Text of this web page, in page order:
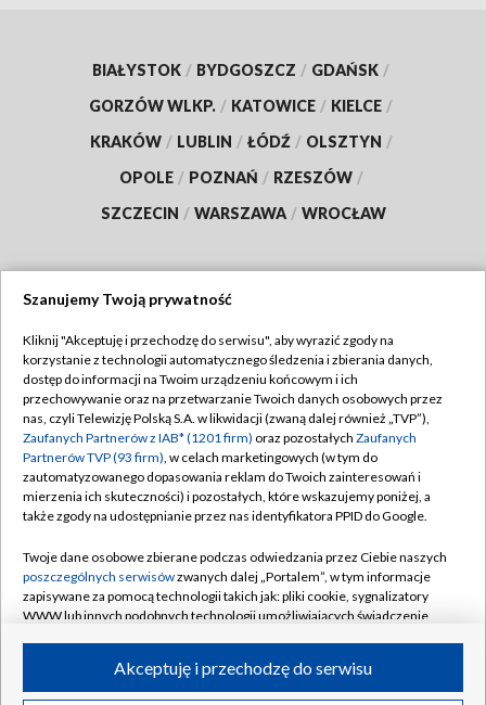
BIAŁYSTOK / BYDGOSZCZ / GDAŃSK /
GORZÓW WLKP. / KATOWICE / KIELCE /
KRAKÓW / LUBLIN / ŁÓDŹ / OLSZTYN /
OPOLE / POZNAŃ / RZESZÓW /
SZCZECIN / WARSZAWA / WROCŁAW
TVP
Abonament TVP
Emisja w TVP
Centrum informacji TVP
Naziemna Telewizja Cyfrowa
Rada Programowa
System NOS
Informacje o nadawcy
Program dla prasy
Regulamin TVP
Polityka prywatności
Moje zgody
Pomoc
Kontakt
Kanały
©2026 Telewizja Polska S.A. w likwidacji
Szanujemy Twoją prywatność
Kliknij "Akceptuję i przechodzę do serwisu", aby wyrazić zgody na
korzystanie z technologii automatycznego śledzenia i zbierania danych,
dostęp do informacji na Twoim urządzeniu końcowym i ich
przechowywanie oraz na przetwarzanie Twoich danych osobowych przez
nas, czyli Telewizję Polską S.A. w likwidacji (zwaną dalej również „TVP”),
Zaufanych Partnerów z IAB* (1201 firm) oraz pozostałych Zaufanych
Partnerów TVP (93 firm), w celach marketingowych (w tym do
zautomatyzowanego dopasowania reklam do Twoich zainteresowań i
mierzenia ich skuteczności) i pozostałych, które wskazujemy poniżej, a
także zgody na udostępnianie przez nas identyfikatora PPID do Google.
Twoje dane osobowe zbierane podczas odwiedzania przez Ciebie naszych
poszczególnych serwisówzwanych dalej „Portalem”, w tym informacje
zapisywane za pomocą technologii takich jak: pliki cookie, sygnalizatory
WWW lub innych podobnych technologii umożliwiających świadczenie
ruchu w Internecie.Akceptuję i przechodzę do serwisu